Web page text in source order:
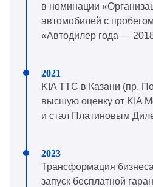
в номинации
автомобилей с
«Автодилер года —
KIA ТТС в Казани (пр.
высшую оценку от KIA
и стал Платиновым
Трансформация
запуск бесплатной